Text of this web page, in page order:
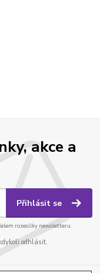
akce a
Přihlásit se
rozesílky newsletteru.
odhlásit.